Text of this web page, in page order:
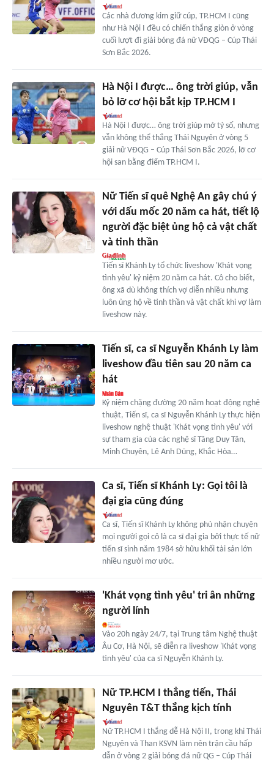
Các nhà đương kim giữ cúp, TP.HCM I cũng
như Hà Nội I đều có chiến thắng giòn ở vòng
cuối lượt đi giải bóng đá nữ VĐQG – Cúp Thái
Sơn Bắc 2026.
Hà Nội I được… ông trời giúp, vẫn
bỏ lỡ cơ hội bắt kịp TP.HCM I
Hà Nội I được… ông trời giúp mở tỷ số, nhưng
vẫn không thể thắng Thái Nguyên ở vòng 5
giải nữ VĐQG – Cúp Thái Sơn Bắc 2026, lỡ cơ
hội san bằng điểm TP.HCM I.
Nữ Tiến sĩ quê Nghệ An gây chú ý
với dấu mốc 20 năm ca hát, tiết lộ
người đặc biệt ủng hộ cả vật chất
và tinh thần
Tiến sĩ Khánh Ly tổ chức liveshow 'Khát vọng
tình yêu' kỷ niệm 20 năm ca hát. Cô cho biết,
ông xã dù không thích vợ diễn nhiều nhưng
luôn ủng hộ về tinh thần và vật chất khi vợ làm
liveshow này.
Tiến sĩ, ca sĩ Nguyễn Khánh Ly làm
liveshow đầu tiên sau 20 năm ca
hát
Kỷ niệm chặng đường 20 năm hoạt động nghệ
thuật, Tiến sĩ, ca sĩ Nguyễn Khánh Ly thực hiện
liveshow nghệ thuật 'Khát vọng tình yêu' với
sự tham gia của các nghệ sĩ Tăng Duy Tân,
Minh Chuyên, Lê Anh Dũng, Khắc Hòa…
Ca sĩ, Tiến sĩ Khánh Ly: Gọi tôi là
đại gia cũng đúng
Ca sĩ, Tiến sĩ Khánh Ly không phủ nhận chuyện
mọi người gọi cô là ca sĩ đại gia bởi thực tế nữ
tiến sĩ sinh năm 1984 sở hữu khối tài sản lớn
nhiều người mơ ước.
'Khát vọng tình yêu' tri ân những
người lính
Vào 20h ngày 24/7, tại Trung tâm Nghệ thuật
Âu Cơ, Hà Nội, sẽ diễn ra liveshow 'Khát vọng
tình yêu' của ca sĩ Nguyễn Khánh Ly.
Nữ TP.HCM I thẳng tiến, Thái
Nguyên T&T thắng kịch tính
Nữ TP.HCM I thắng dễ Hà Nội II, trong khi Thái
Nguyên và Than KSVN làm nên trận cầu hấp
dẫn ở vòng 2 giải bóng đá nữ QG – Cúp Thái